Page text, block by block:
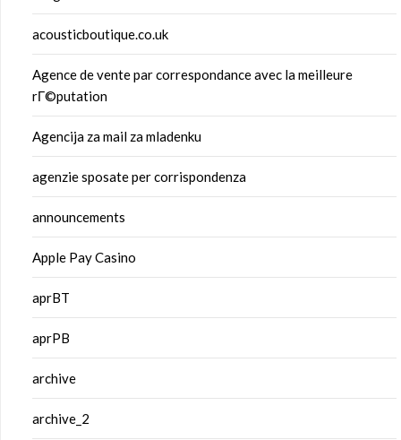
acousticboutique.co.uk
Agence de vente par correspondance avec la meilleure
rГ©putation
Agencija za mail za mladenku
agenzie sposate per corrispondenza
announcements
Apple Pay Casino
aprBT
aprPB
archive
archive_2